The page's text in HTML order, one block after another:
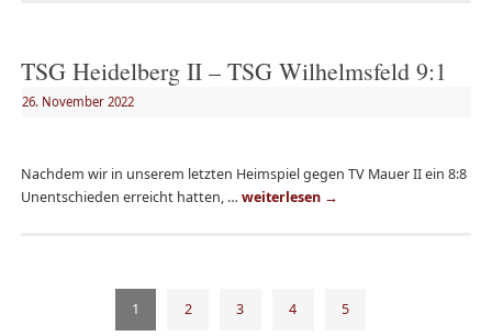
TSG Heidelberg II – TSG Wilhelmsfeld 9:1
26. November 2022
Nachdem wir in unserem letzten Heimspiel gegen TV Mauer II ein 8:8
Unentschieden erreicht hatten, … weiterlesen →
1 2 3 4 5